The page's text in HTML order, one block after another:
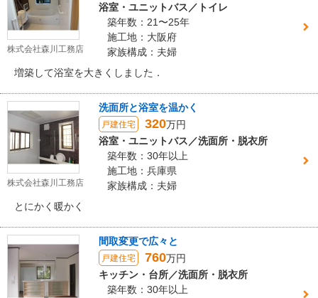
株式会社森川工務店
浴室・ユニットバス／トイレ
築年数：21〜25年
施工地：大阪府
家族構成：夫婦
増築して浴室を大きくしました．
株式会社森川工務店
洗面所と浴室を温かく
戸建住宅 320万円
浴室・ユニットバス／洗面所・脱衣所
築年数：30年以上
施工地：兵庫県
家族構成：夫婦
とにかく暖かく
間取変更で広々と
戸建住宅 760万円
キッチン・台所／洗面所・脱衣所
築年数：30年以上